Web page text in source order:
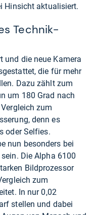
Hinsicht aktualisiert.
Technik-
und die neue Kamera
die für mehr
Dazu zählt zum
um 180 Grad nach
zum
denn es
oder Selfies.
nun besonders bei
Die Alpha 6100
Bildprozessor
zum
In nur 0,02
stellen und dabei